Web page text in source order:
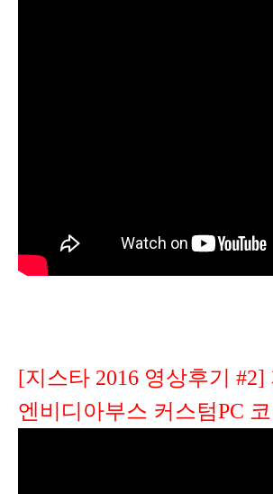
[지스타 2016 영상후기 #2]
엔비디아부스 커스텀PC 코